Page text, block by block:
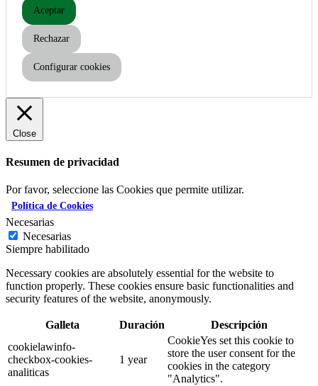
Aceptar
Rechazar
Configurar cookies
Close
Resumen de privacidad
Por favor, seleccione las Cookies que permite utilizar.
Política de Cookies
Necesarias
Necesarias
Siempre habilitado
Necessary cookies are absolutely essential for the website to
function properly. These cookies ensure basic functionalities and
security features of the website, anonymously.
Galleta Duración
Descripción
cookielawinfo-
checkbox-cookies-
analiticas
1 year
CookieYes set this cookie to
store the user consent for the
cookies in the category
"Analytics".